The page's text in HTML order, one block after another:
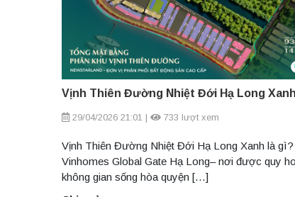
Vịnh Thiên Đường Nhiệt Đới Hạ Long Xanh
29/04/2026 21:01 | 733 lượt xem
Vịnh Thiên Đường Nhiệt Đới Hạ Long Xanh là
Vinhomes Global Gate Hạ Long– nơi được quy
không gian sống hòa quyện […]